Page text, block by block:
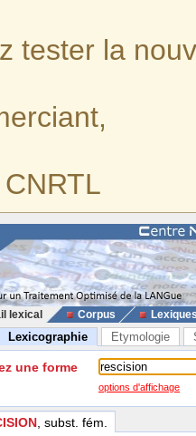
tester la
lexical Corpus
Lexicographie Etymologie
une forme
options d'affichage
, subst. fém.